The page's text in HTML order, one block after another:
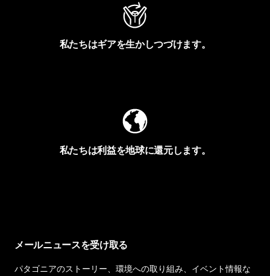
私たちはギアを生かしつづけます。
私たちは利益を地球に還元します。
メールニュースを受け取る
パタゴニアのストーリー、環境への取り組み、イベント情報な